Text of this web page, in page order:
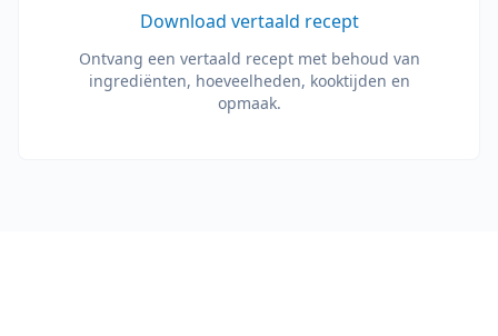
Download vertaald recept
Ontvang een vertaald recept met behoud van
ingrediënten, hoeveelheden, kooktijden en
opmaak.